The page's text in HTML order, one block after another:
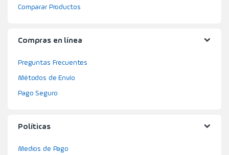
Comparar Productos
Compras en línea
Preguntas Frecuentes
Métodos de Envío
Pago Seguro
Políticas
Medios de Pago